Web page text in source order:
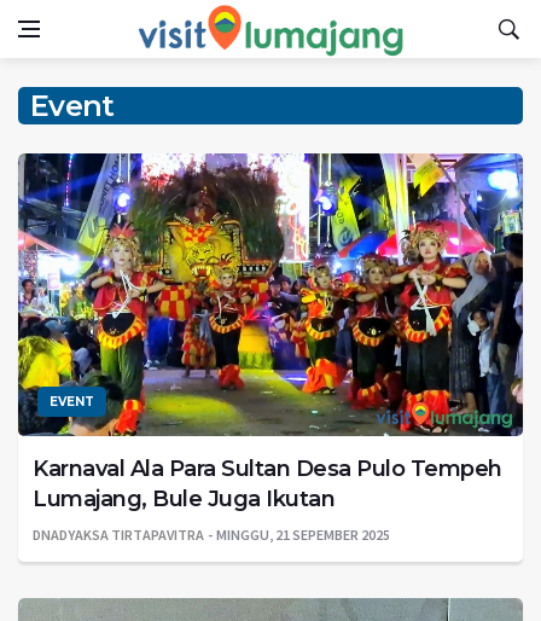
Event
EVENT
Karnaval Ala Para Sultan Desa Pulo Tempeh
Lumajang, Bule Juga Ikutan
DNADYAKSA TIRTAPAVITRA MINGGU, 21 SEPEMBER 2025